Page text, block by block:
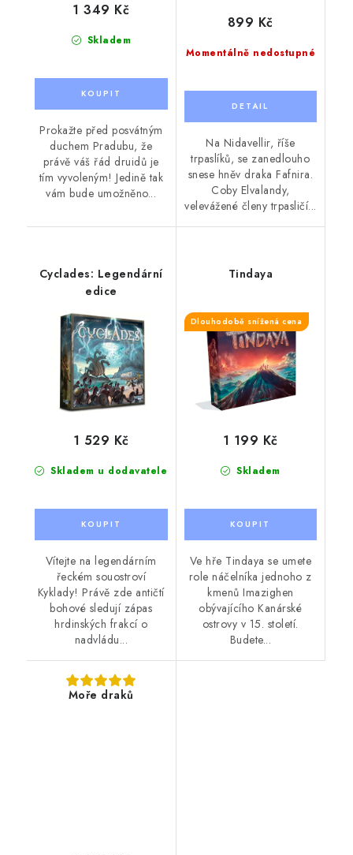
Skladem
1 349 Kč
Prokažte před posvátným
duchem Pradubu, že
právě váš řád druidů je
tím vyvoleným! Jedině tak
vám bude umožněno...
Momentálně nedostupné
899 Kč
Na Nidavellir, říše
trpaslíků, se zanedlouho
snese hněv draka Fafnira.
Coby Elvalandy,
velevážené členy trpasličí...
Cyclades: Legendární
edice
Skladem u dodavatele
1 529 Kč
Vítejte na legendárním
řeckém souostroví
Kyklady! Právě zde antičtí
bohové sledují zápas
hrdinských frakcí o
nadvládu...
Tindaya
Dlouhodobě snížená cena
Skladem
1 199 Kč
Ve hře Tindaya se umete
role náčelníka jednoho z
kmenů Imazighen
obývajícího Kanárské
ostrovy v 15. století.
Budete...
Moře draků